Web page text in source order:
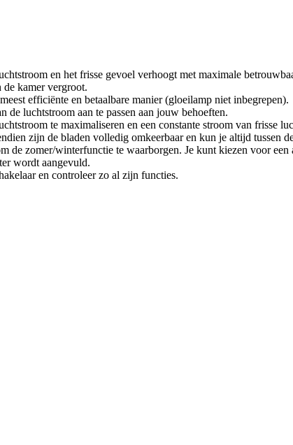
en het frisse gevoel verhoogt met maximale
kamer vergroot.
efficiënte en betaalbare manier (gloeilamp niet inbegrepen).
luchtstroom aan te passen aan jouw behoeften.
te maximaliseren en een constante stroom van frisse
zijn de bladen volledig omkeerbaar en kun je altijd tussen
de zomer/winterfunctie te waarborgen. Je kunt kiezen voor
wordt aangevuld.
en controleer zo al zijn functies.